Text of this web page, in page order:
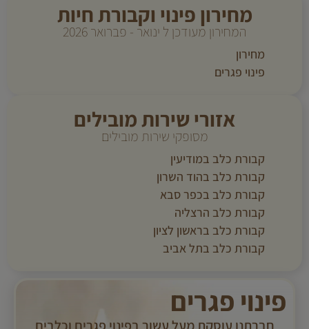
מחירון פינוי וקבורת חיות
המחירון מעודכן ל ינואר - פברואר 2026
מחירון
פינוי פגרים
אזורי שירות מובילים
מסופקי שירות מובילים
קבורת כלב במודיעין
קבורת כלב בהוד השרון
קבורת כלב בכפר סבא
קבורת כלב הרצליה
קבורת כלב בראשון לציון
קבורת כלב בתל אביב
פינוי פגרים